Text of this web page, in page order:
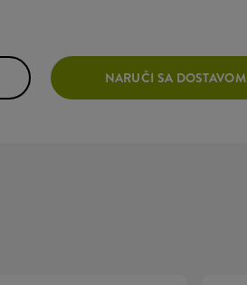
NARUČI SA DOSTAVOM